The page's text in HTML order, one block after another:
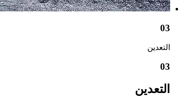
03
التعدين
03
التعدين